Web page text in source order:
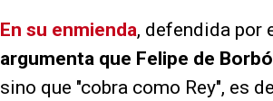
En su enmienda, defendida por
argumenta que Felipe de
sino que "cobra como Rey", es